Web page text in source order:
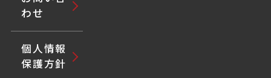
わせ
個人情報
保護方針